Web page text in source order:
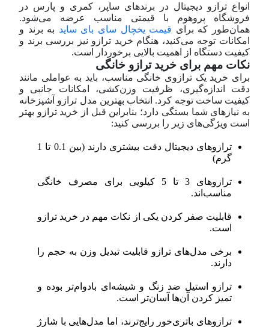
انواع ترازو دیجیتال در برندهای ساپر، کمری و پارس در
فروشگاه پروهوم با قیمتی مناسب عرضه می‌شود.
همان‌طور که برای قیمت یخچال سای بای ساید به برند و
امکانات توجه می‌کنید، هنگام خرید ترازو نیز بررسی برند و
کیفیت دستگاه از اهمیت بالایی برخوردار است.
نکات مهم برای خرید ترازو خانگی
برای خرید یک ترازوی خانگی مناسب، باید به عواملی مانند
دقت اندازه‌گیری، ظرفیت وزن‌کشی، امکانات جانبی و
کیفیت ساخت توجه کرد. انتخاب بهترین مدل ترازو آشپزخانه
به نیازهای شما بستگی دارد؛ بنابراین قبل از خرید ترازو بهتر
است ویژگی‌های زیر را بررسی کنید:
ترازوهای دیجیتال دقت بیشتری دارند (بین 0.1 تا 1
گرم)
ترازوهای 3 تا 5 کیلویی برای مصرف خانگی
مناسب‌اند.
قابلیت صفر کردن یکی از نکات مهم در خرید ترازو
است.
برخی مدل‌های ترازو قابلیت تبدیل وزن به حجم را
دارند.
ترازو استیل ضد زنگ و شیشه‌ای بادوام‌تر بوده و
تمیز کردن آن‌ها آسان‌تر است.
ترازوهای باتری‌خور رایج‌ترند، اما مدل‌هایی با شارژ